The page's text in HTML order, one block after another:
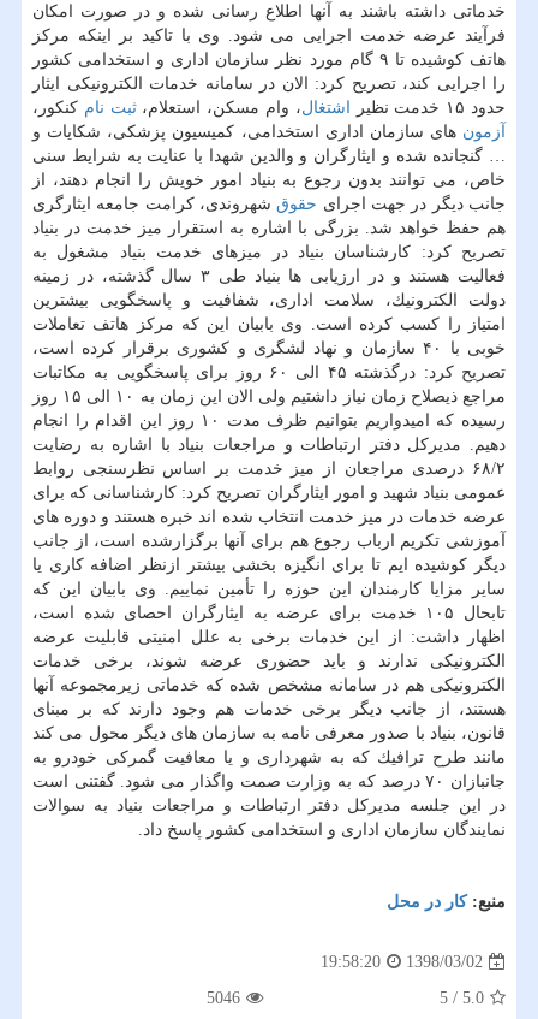
خدماتی داشته باشند به آنها اطلاع رسانی شده و در صورت امكان
فرآیند عرضه خدمت اجرایی می شود. وی با تاكید بر اینكه مركز
هاتف كوشیده تا ۹ گام مورد نظر سازمان اداری و استخدامی كشور
را اجرایی كند، تصریح كرد: الان در سامانه خدمات الكترونیكی ایثار
حدود ۱۵ خدمت نظیر
اشتغال، وام مسكن، استعلام،ثبت نام كنكور،
آزمون های سازمان اداری استخدامی، كمیسیون پزشكی، شكایات و
… گنجانده شده و ایثارگران و والدین شهدا با عنایت به شرایط سنی
خاص، می توانند بدون رجوع به بنیاد امور خویش را انجام دهند، از
جانب دیگر در جهت اجرای حقوق شهروندی، كرامت جامعه ایثارگری
هم حفظ خواهد شد. بزرگی با اشاره به استقرار میز خدمت در بنیاد
تصریح كرد: كارشناسان بنیاد در میزهای خدمت بنیاد مشغول به
فعالیت هستند و در ارزیابی ها بنیاد طی ۳ سال گذشته، در زمینه
دولت الكترونیك، سلامت اداری، شفافیت و پاسخگویی بیشترین
امتیاز را كسب كرده است. وی بابیان این كه مركز هاتف تعاملات
خوبی با ۴۰ سازمان و نهاد لشگری و كشوری برقرار كرده است،
تصریح كرد: درگذشته ۴۵ الی ۶۰ روز برای پاسخگویی به مكاتبات
مراجع ذیصلاح زمان نیاز داشتیم ولی الان این زمان به ۱۰ الی ۱۵ روز
رسیده كه امیدواریم بتوانیم ظرف مدت ۱۰ روز این اقدام را انجام
دهیم. مدیركل دفتر ارتباطات و مراجعات بنیاد با اشاره به رضایت
۶۸/۲ درصدی مراجعان از میز خدمت بر اساس نظرسنجی روابط
عمومی بنیاد شهید و امور ایثارگران تصریح كرد: كارشناسانی كه برای
عرضه خدمات در میز خدمت انتخاب شده اند خبره هستند و دوره های
آموزشی تكریم ارباب رجوع هم برای آنها برگزارشده است، از جانب
دیگر كوشیده ایم تا برای انگیزه بخشی بیشتر ازنظر اضافه كاری یا
سایر مزایا كارمندان این حوزه را تأمین نماییم. وی بابیان این كه
تابحال ۱۰۵ خدمت برای عرضه به ایثارگران احصای شده است،
اظهار داشت: از این خدمات برخی به علل امنیتی قابلیت عرضه
الكترونیكی ندارند و باید حضوری عرضه شوند، برخی خدمات
الكترونیكی هم در سامانه مشخص شده كه خدماتی زیرمجموعه آنها
هستند، از جانب دیگر برخی خدمات هم وجود دارند كه بر مبنای
قانون، بنیاد با صدور معرفی نامه به سازمان های دیگر محول می كند
مانند طرح ترافیك كه به شهرداری و یا معافیت گمركی خودرو به
جانبازان ۷۰ درصد كه به وزارت صمت واگذار می شود. گفتنی است
در این جلسه مدیركل دفتر ارتباطات و مراجعات بنیاد به سوالات
نمایندگان سازمان اداری و استخدامی كشور پاسخ داد.
منبع:كار در محل
1398/03/02
19:58:20
5.0
/
5
5046